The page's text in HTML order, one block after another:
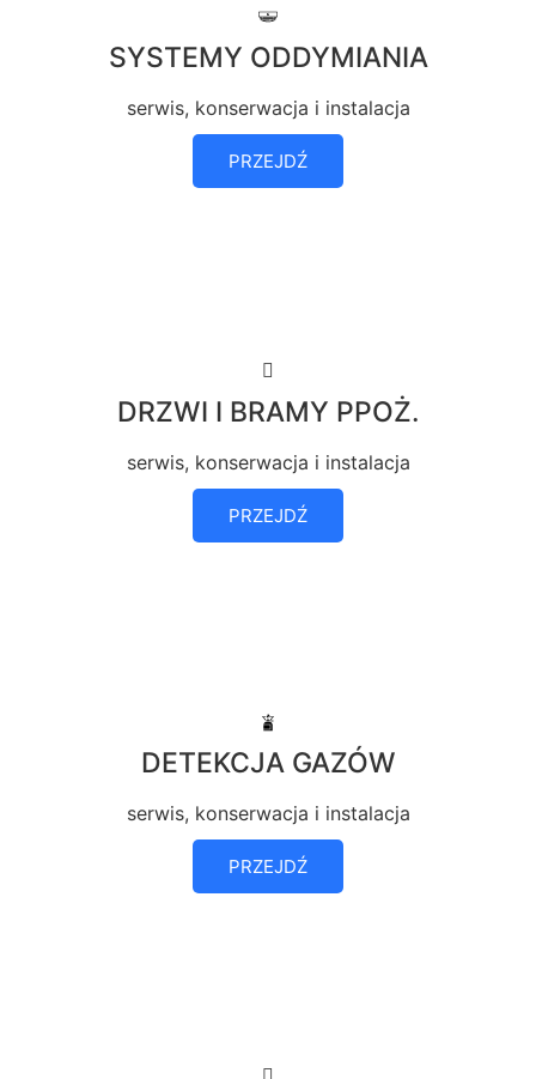
SYSTEMY ODDYMIANIA
serwis, konserwacja i instalacja
PRZEJDŹ
DRZWI I BRAMY PPOŻ.
serwis, konserwacja i instalacja
PRZEJDŹ
DETEKCJA GAZÓW
serwis, konserwacja i instalacja
PRZEJDŹ